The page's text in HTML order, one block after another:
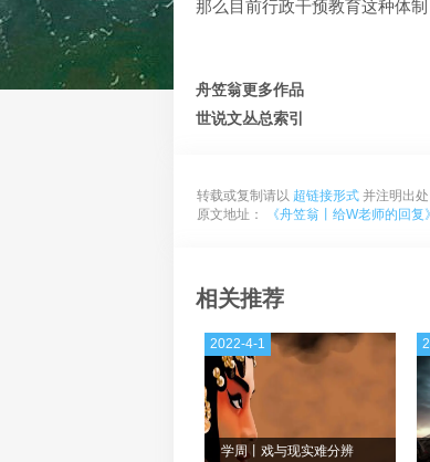
那么目前行政干预教育这种体
舟笠翁更多作品
世说文丛总索引
转载或复制请以 超链接形式 并注明出处
原文地址：
《舟笠翁丨给W老师的回复》
相关推荐
学周丨戏与现实难分辨
2022-4-1